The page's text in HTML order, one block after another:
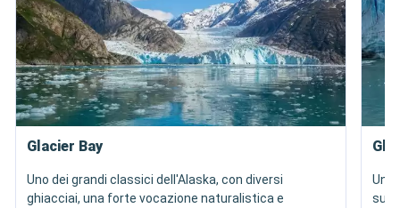
Glacier Bay
Uno dei grandi classici dell'Alaska, con diversi
ghiacciai, una forte vocazione naturalistica e
Un
sue